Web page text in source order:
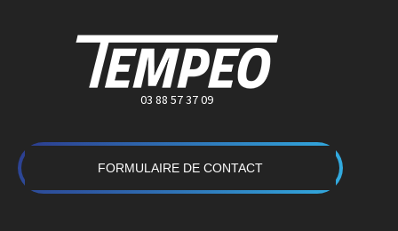
03 88 57 37 09
FORMULAIRE DE CONTACT